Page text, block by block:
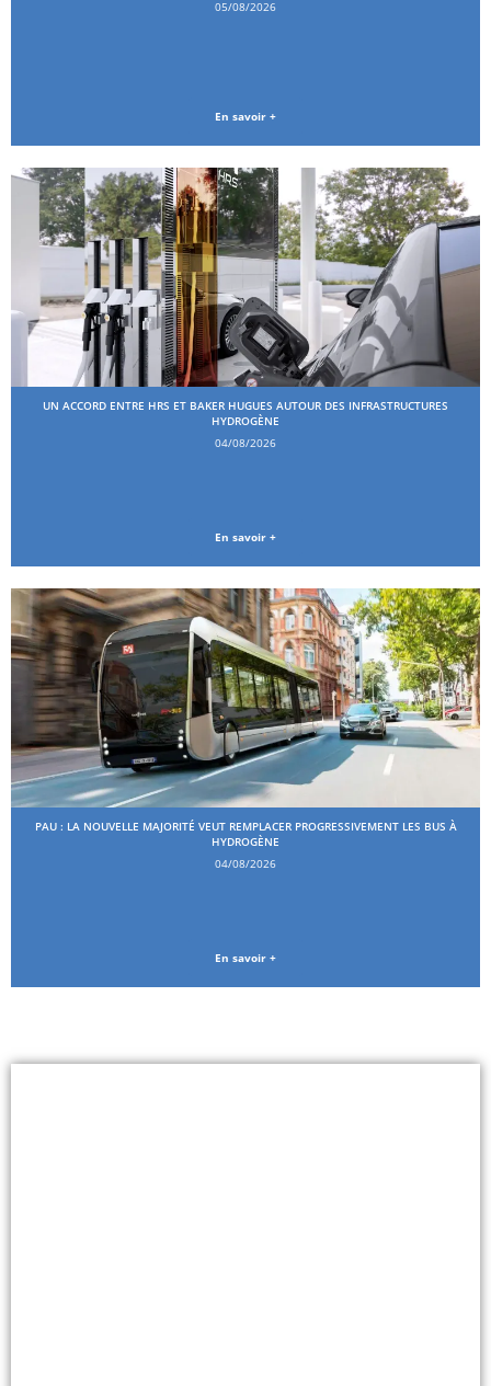
05/08/2026
En savoir +
UN ACCORD ENTRE HRS ET BAKER HUGUES AUTOUR DES INFRASTRUCTURES
HYDROGÈNE
04/08/2026
En savoir +
PAU : LA NOUVELLE MAJORITÉ VEUT REMPLACER PROGRESSIVEMENT LES BUS À
HYDROGÈNE
04/08/2026
En savoir +